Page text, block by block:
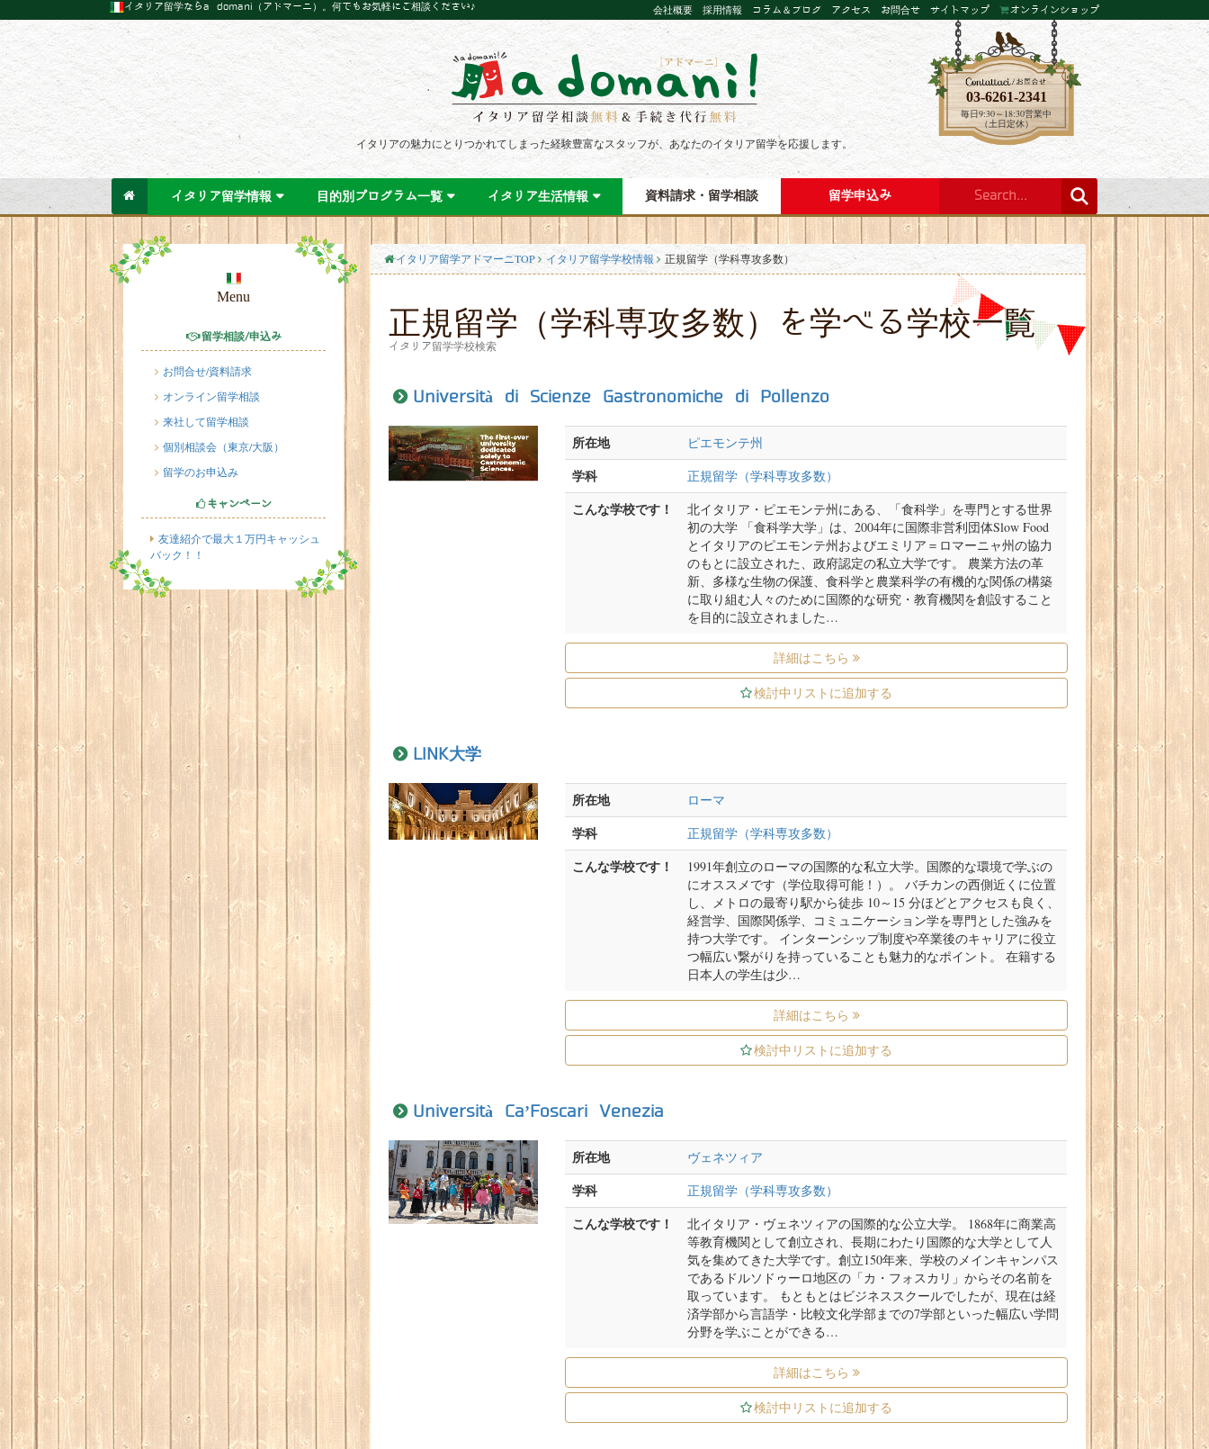
イタリア留学ならa domani（アドマーニ）。何でもお気軽にご相談ください♪ 会社概要 採用情報 コラム＆ブログ アクセス お問合せ サイトマップ オンラインショップ
イタリアの魅力にとりつかれてしまった経験豊富なスタッフが、あなたのイタリア留学を応援します。
03-6261-2341
毎日9:30～18:30営業中
（土日定休）
イタリア留学情報 目的別プログラム一覧 イタリア生活情報 資料請求・留学相談 留学申込み
Menu
留学相談/申込み
お問合せ/資料請求
オンライン留学相談
来社して留学相談
個別相談会（東京/大阪）
留学のお申込み
キャンペーン
友達紹介で最大１万円キャッシュ
バック！！
イタリア留学アドマーニTOP イタリア留学学校情報 正規留学（学科専攻多数）
正規留学（学科専攻多数）を学べる学校一覧
イタリア留学学校検索
Università di Scienze Gastronomiche di Pollenzo
所在地 ピエモンテ州
学科 正規留学（学科専攻多数）
こんな学校です！
北イタリア・ピエモンテ州にある、「食科学」を専門とする世界
初の大学 「食科学大学」は、2004年に国際非営利団体Slow Food
とイタリアのピエモンテ州およびエミリア＝ロマーニャ州の協力
のもとに設立された、政府認定の私立大学です。 農業方法の革
新、多様な生物の保護、食科学と農業科学の有機的な関係の構築
に取り組む人々のために国際的な研究・教育機関を創設すること
を目的に設立されました…
詳細はこちら
検討中リストに追加する
LINK大学
所在地 ローマ
学科 正規留学（学科専攻多数）
こんな学校です！
1991年創立のローマの国際的な私立大学。国際的な環境で学ぶの
にオススメです（学位取得可能！）。 バチカンの西側近くに位置
し、メトロの最寄り駅から徒歩 10～15 分ほどとアクセスも良く、
経営学、国際関係学、コミュニケーション学を専門とした強みを
持つ大学です。 インターンシップ制度や卒業後のキャリアに役立
つ幅広い繋がりを持っていることも魅力的なポイント。 在籍する
日本人の学生は少…
詳細はこちら
検討中リストに追加する
Università Ca’Foscari Venezia
所在地 ヴェネツィア
学科 正規留学（学科専攻多数）
こんな学校です！
北イタリア・ヴェネツィアの国際的な公立大学。 1868年に商業高
等教育機関として創立され、長期にわたり国際的な大学として人
気を集めてきた大学です。創立150年来、学校のメインキャンパス
であるドルソドゥーロ地区の「カ・フォスカリ」からその名前を
取っています。 もともとはビジネススクールでしたが、現在は経
済学部から言語学・比較文化学部までの7学部といった幅広い学問
分野を学ぶことができる…
詳細はこちら
検討中リストに追加する